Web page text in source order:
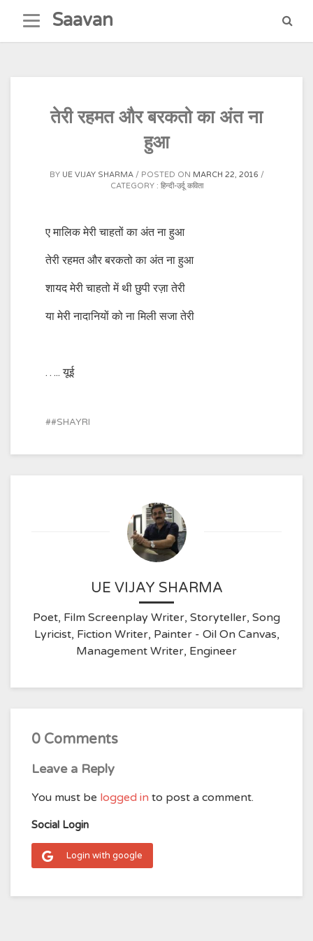
content
Saavan
तेरी रहमत और बरकतो का अंत ना
हुआ
BY UE VIJAY SHARMA POSTED ON MARCH 22, 2016
CATEGORY : हिन्दी-उर्दू कविता
ए मालिक मेरी चाहतों का अंत ना हुआ
तेरी रहमत और बरकतो का अंत ना हुआ
शायद मेरी चाहतो में थी छुपी रज़ा तेरी
या मेरी नादानियों को ना मिली सजा तेरी
….. यूई
#SHAYRI
UE VIJAY SHARMA
Poet, Film Screenplay Writer, Storyteller, Song
Lyricist, Fiction Writer, Painter - Oil On Canvas,
Management Writer, Engineer
0 Comments
Leave a Reply
You must be logged in to post a comment.
Social Login
Login with google